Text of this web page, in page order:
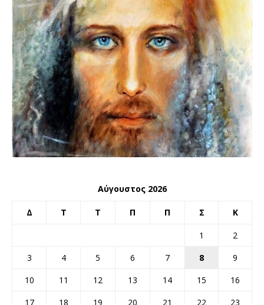
Αύγουστος 2026
Δ Τ Τ Π Π Σ Κ
1
2
3
4 5 6 7 8
9
10
11 12 13 14 15
16
17
18 19 20 21 22
23